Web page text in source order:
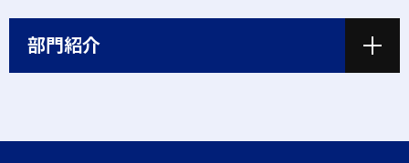
部門紹介